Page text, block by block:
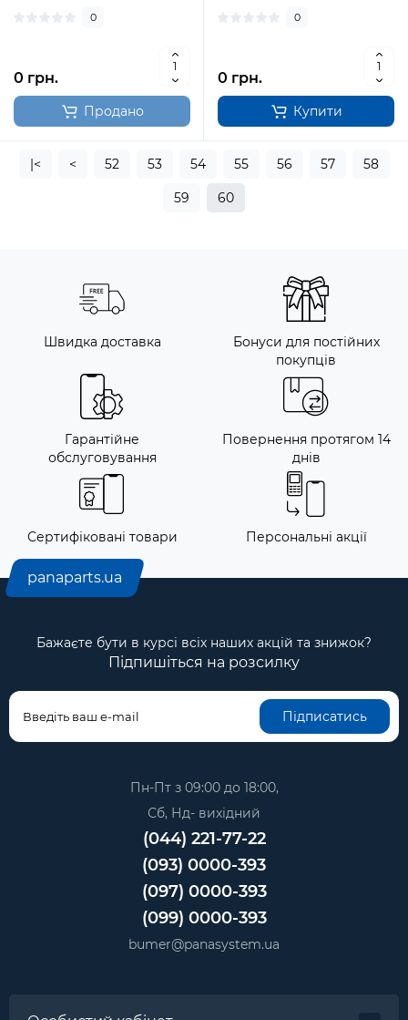
0
0 грн.
Продано
0
0 грн.
Купити
|< < 52 53 54 55 56 57 58
59 60
Швидка доставка
Бонуси для постійних
покупців
Гарантійне
обслуговування
Повернення протягом 14
днів
Сертифіковані товари Персональні акції
panaparts.ua
Бажаєте бути в курсі всіх наших акцій та знижок?
Підпишіться на розсилку
Підписатись
Пн-Пт з 09:00 до 18:00,
Сб, Нд- вихідний
(044) 221-77-22
(093) 0000-393
(097) 0000-393
(099) 0000-393
bumer@panasystem.ua